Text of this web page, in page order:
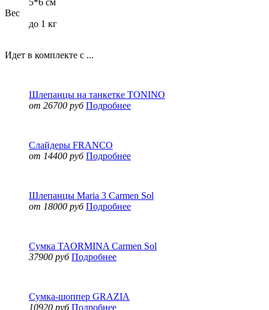
5*6 см
Вес
до 1 кг
Идет в комплекте с ...
Шлепанцы на танкетке TONINO
от 26700 руб Подробнее
Слайдеры FRANCO
от 14400 руб Подробнее
Шлепанцы Maria 3 Carmen Sol
от 18000 руб Подробнее
Сумка TAORMINA Carmen Sol
37900 руб Подробнее
Сумка-шоппер GRAZIA
10920 руб Подробнее